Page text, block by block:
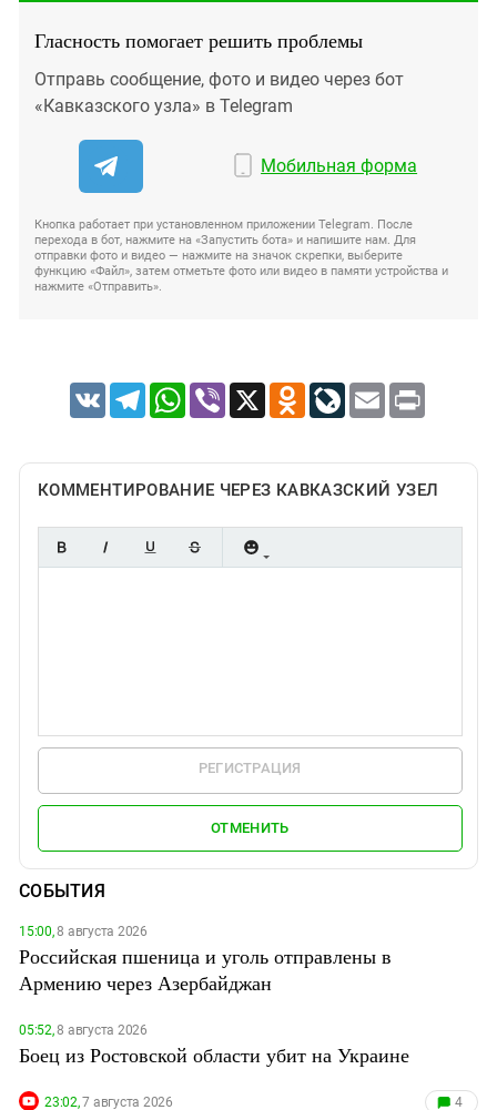
Гласность помогает решить проблемы
Отправь сообщение, фото и видео через бот
«Кавказского узла» в Telegram
Мобильная форма
Кнопка работает при установленном приложении Telegram. После
перехода в бот, нажмите на «Запустить бота» и напишите нам. Для
отправки фото и видео — нажмите на значок скрепки, выберите
функцию «Файл», затем отметьте фото или видео в памяти устройства и
нажмите «Отправить».
VK TelegramWhatsApp
Viber X Odnoklassniki
LiveJournal
Email Print
КОММЕНТИРОВАНИЕ ЧЕРЕЗ КАВКАЗСКИЙ УЗЕЛ
РЕГИСТРАЦИЯ
ОТМЕНИТЬ
СОБЫТИЯ
15:00,8 августа 2026
Российская пшеница и уголь отправлены в
Армению через Азербайджан
05:52,8 августа 2026
Боец из Ростовской области убит на Украине
23:02,7 августа 2026 4